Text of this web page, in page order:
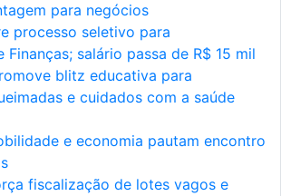
para negócios
processo seletivo para
Finanças; salário passa de R$ 15 mil
blitz educativa para
e cuidados com a saúde
e economia pautam encontro
fiscalização de lotes vagos e